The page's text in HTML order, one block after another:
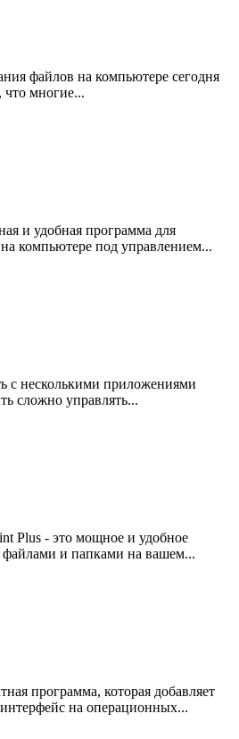
файлов на компьютере сегодня
что многие...
и удобная программа для
компьютере под управлением...
с несколькими приложениями
сложно управлять...
Plus - это мощное и удобное
файлами и папками на вашем...
программа, которая добавляет
на операционных...